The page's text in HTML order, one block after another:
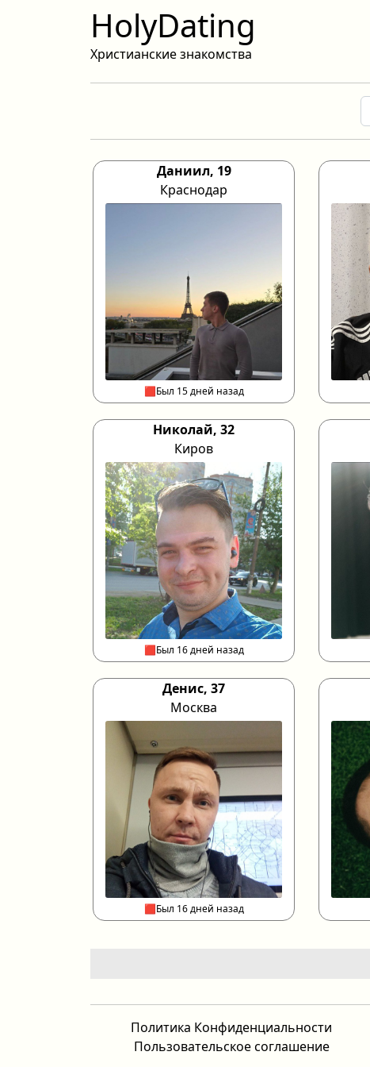
HolyDating
Христианские знакомства
Даниил, 19
Краснодар
🟥Был 15 дней назад
Николай, 32
Киров
🟥Был 16 дней назад
Денис, 37
Москва
🟥Был 16 дней назад
Политика Конфиденциальности
Пользовательское соглашение